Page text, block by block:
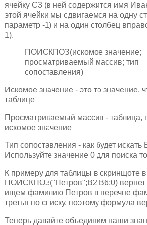
ячейку С3 (в ней содержится имя
этой ячейки мы сдвигаемся на одну
параметр -1) и на один столбец
1).
ПОИСКПОЗ(искомое значение;
просматриваемый массив; тип
сопоставления)
Искомое значение - это то значение,
таблице
Просматриваемый массив - таблица,
искомое значение
Тип сопоставления - как будет искать
Используйте значение 0 для поиска
К примеру для таблицы в скринщоте
ПОИСКПОЗ("Петров";B2:B6;0) вернет
ищем фамилию Петров в перечне
третья по списку, поэтому формула
Теперь давайте объединим наши